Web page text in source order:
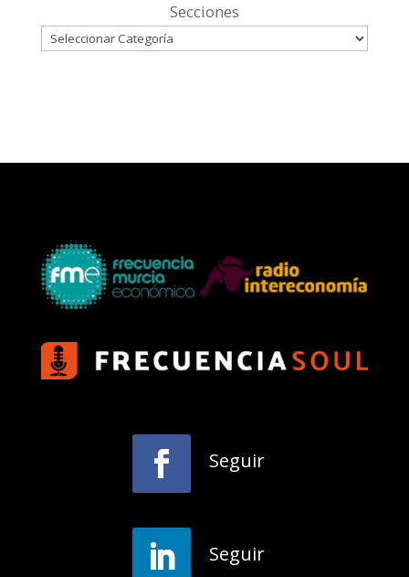
Secciones
Seguir
Seguir